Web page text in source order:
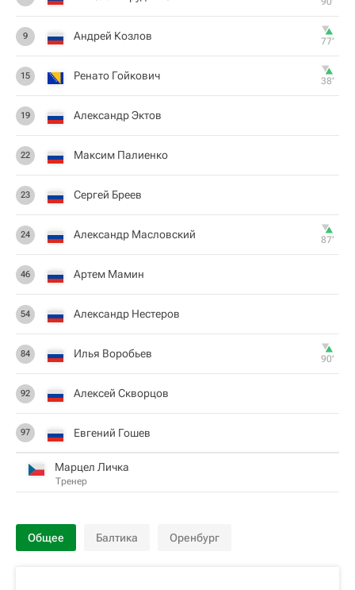
9 Андрей Козлов 77‎’‎
15 Ренато Гойкович 38‎’‎
19 Александр Эктов
22 Максим Палиенко
23 Сергей Бреев
24 Александр Масловский 87‎’‎
46 Артем Мамин
54 Александр Нестеров
84 Илья Воробьев 90‎’‎
92 Алексей Скворцов
97 Евгений Гошев
Марцел Личка
Тренер
Общее Балтика Оренбург